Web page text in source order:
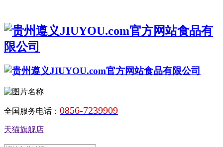
全国服务电话： 0856-7239909
天猫旗舰店